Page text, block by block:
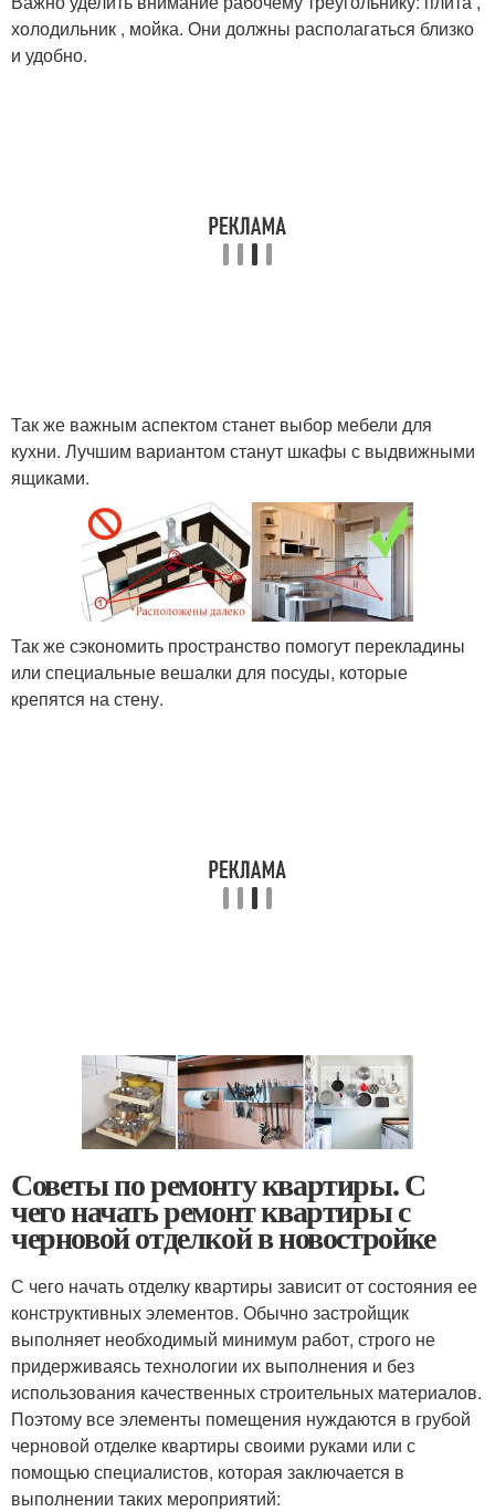
холодильник , мойка. Они должны располагаться близко
и удобно.
Так же важным аспектом станет выбор мебели для
кухни. Лучшим вариантом станут шкафы с выдвижными
ящиками.
Так же сэкономить пространство помогут перекладины
или специальные вешалки для посуды, которые
крепятся на стену.
Советы по ремонту квартиры. С
чего начать ремонт квартиры с
черновой отделкой в новостройке
С чего начать отделку квартиры зависит от состояния ее
конструктивных элементов. Обычно застройщик
выполняет необходимый минимум работ, строго не
придерживаясь технологии их выполнения и без
использования качественных строительных материалов.
Поэтому все элементы помещения нуждаются в грубой
черновой отделке квартиры своими руками или с
помощью специалистов, которая заключается в
выполнении таких мероприятий: